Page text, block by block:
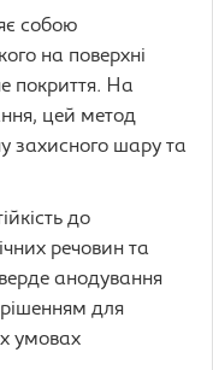
собою
на поверхні
покриття. На
цей метод
захисного шару та
до
речовин та
анодування
для
умовах